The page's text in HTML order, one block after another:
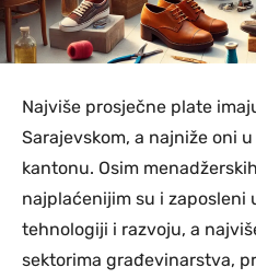
Najviše prosječne plate
Sarajevskom, a najniže oni
kantonu. Osim
najplaćenijim su i zaposleni
tehnologiji i razvoju, a
sektorima građevinarstva,